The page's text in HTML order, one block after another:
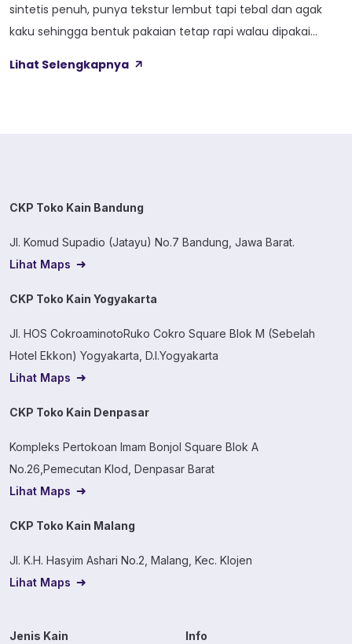
sintetis penuh, punya tekstur lembut tapi tebal dan agak
kaku sehingga bentuk pakaian tetap rapi walau dipakai
yaitu Cool Touch, Wicking Process, Anti Bacterial, dan Anti
Lihat Selengkapnya
CKP Toko Kain Bandung
Jl. Komud Supadio (Jatayu) No.7 Bandung, Jawa Barat.
Lihat Maps
CKP Toko Kain Yogyakarta
Jl. HOS CokroaminotoRuko Cokro Square Blok M (Sebelah
Hotel Ekkon) Yogyakarta, D.I.Yogyakarta
Lihat Maps
CKP Toko Kain Denpasar
Kompleks Pertokoan Imam Bonjol Square Blok A
No.26,Pemecutan Klod, Denpasar Barat
Lihat Maps
CKP Toko Kain Malang
Jl. K.H. Hasyim Ashari No.2, Malang, Kec. Klojen
Lihat Maps
Jenis Kain Info